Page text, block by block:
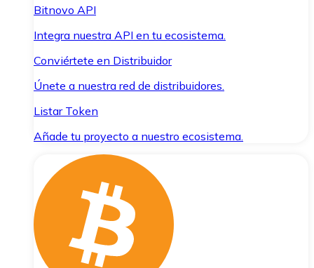
Bitnovo API
Integra nuestra API en tu ecosistema.
Conviértete en Distribuidor
Únete a nuestra red de distribuidores.
Listar Token
Añade tu proyecto a nuestro ecosistema.